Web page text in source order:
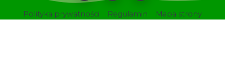
Polityka prywatności Regulamin Mapa strony